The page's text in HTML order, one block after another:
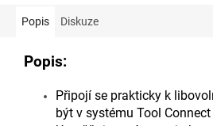
Popis Diskuze
Popis:
Připojí se prakticky k
být v systému Tool Connect